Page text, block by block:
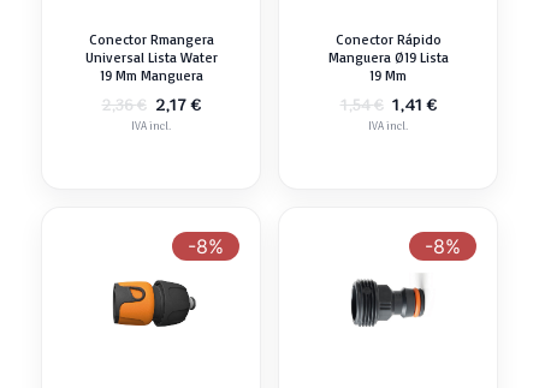
Conector Rmangera
Universal Lista Water
19 Mm Manguera
2,36€ El
precio
2,17€El
IVA incl.
Conector Rápido
Manguera Ø19 Lista
19 Mm
1,54€ El
precio
1,41€El
IVA incl.
-8% -8%